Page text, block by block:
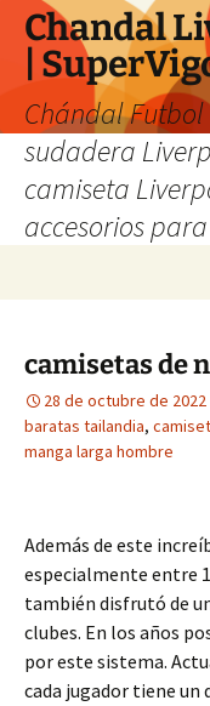
Chandal
|
Chándal
sudadera
camiseta
accesorios
camisetas de
28 de octubre de 2022
baratas tailandia,
manga larga hombre
Además de este
especialmente entre
también disfrutó de
clubes. En los años
por este sistema.
cada jugador tiene un